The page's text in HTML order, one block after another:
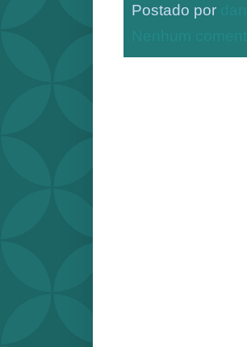
Postado por